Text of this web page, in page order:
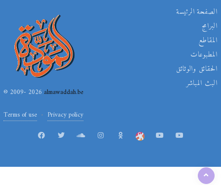
الصفحة الرئيسة
البرامج
المقاطع
المطبوعات
الحقائق والوثائق
البث المباشر
© 2009- 2026almawaddah.be
Terms of use Privacy policy